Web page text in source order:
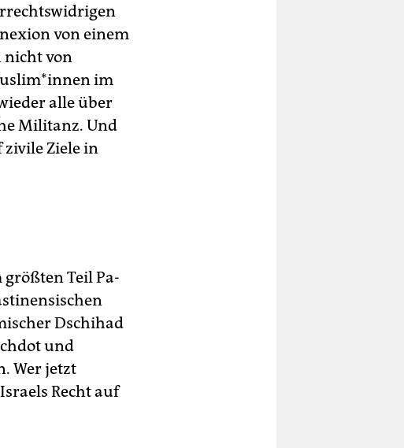
von einem
nicht von
im
alle über
Militanz. Und
zivile Ziele in
größten Teil Pa­
Dschihad
und
Wer jetzt
Recht auf